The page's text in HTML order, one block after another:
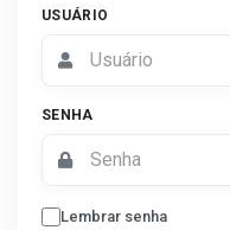
USUÁRIO
SENHA
Lembrar senha